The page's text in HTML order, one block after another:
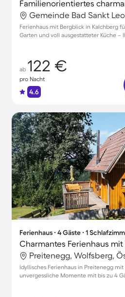
Ferienhaus mit Bergblick in Kalchberg
Garten und voll ausgestatteter Küche –
ab 122 €
pro Nacht
4.6
Ferienhaus ∙ 4 Gäste ∙ 1
Preitenegg, Wolfsberg,
Idyllisches Ferienhaus in Preitenegg
unvergessliche Momente mit bis zu 4